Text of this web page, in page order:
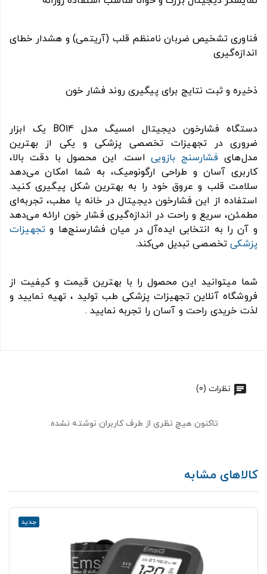
فناوری تشخیص ضربان نامنظم قلب (آریتمی) و هشدار خطای
اندازه‌گیری
ذخیره و ثبت نتایج برای پیگیری روند فشار خون
دستگاه فشارخون دیجیتال امسیگ مدل BO14 یک ابزار
ضروری در تجهیزات تخصصی پزشکی و یکی از بهترین
مدل‌های فشارسنج بازوییاست. این محصول با دقت بالا،
کاربری آسان و طراحی ارگونومیک، به شما امکان می‌دهد
سلامت قلب و عروق خود را به بهترین شکل پیگیری کنید.
استفاده از این فشارخون دیجیتال در خانه یا مطب، تجربه‌ای
مطمئن، سریع و راحت در اندازه‌گیری فشار خون ارائه می‌دهد
و آن را به انتخابی ایده‌آل در میان فشارسنج‌ها وتجهیزات
پزشکیتخصصی تبدیل می‌کند.
شما میتوانید این محصول را با بهترین قیمت و کیفیت از
فروشگاه آنلاین تجهیزات پزشکی طب تولید ، تهیه نمایید و
لذت خریدی راحت و آسان را تجربه نمایید .
نظرات (0)
تاکنون هیچ نظری از طرف کاربران نوشته نشده.
کالاهای مشابه
جدید